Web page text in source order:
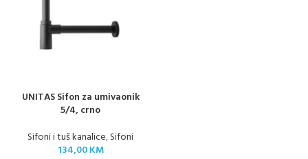
UNITAS Sifon za umivaonik
5/4, crno
Sifoni i tuš kanalice,Sifoni
134,00KM